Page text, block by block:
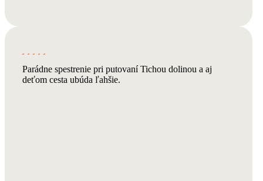
Parádne spestrenie pri putovaní Tichou dolinou a aj
deťom cesta ubúda ľahšie.